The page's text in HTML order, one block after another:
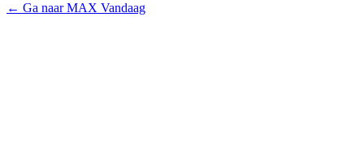
← Ga naar MAX Vandaag